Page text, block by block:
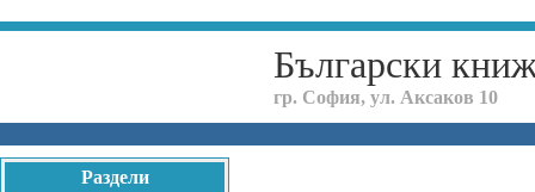
Български
гр. София, ул. Аксаков 10
Раздели